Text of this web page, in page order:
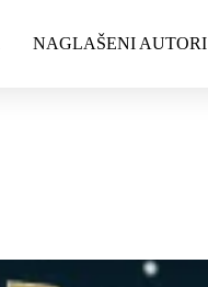
NAGLAŠENI AUTORI